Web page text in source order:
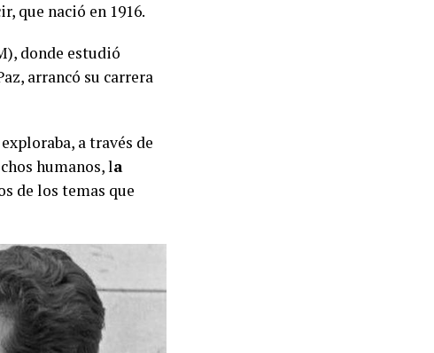
que nació en 1916.
donde estudió
arrancó su carrera
a través de
humanos, la
de los temas que